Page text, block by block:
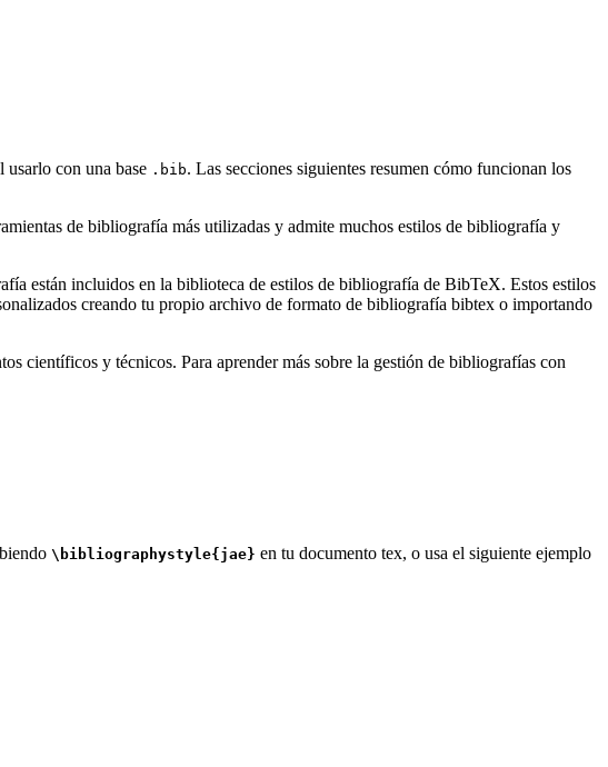
con una base .bib. Las secciones siguientes resumen cómo funcionan los
de bibliografía más utilizadas y admite muchos estilos de bibliografía y
están incluidos en la biblioteca de estilos de bibliografía de BibTeX. Estos estilos
creando tu propio archivo de formato de bibliografía bibtex o importando
científicos y técnicos. Para aprender más sobre la gestión de bibliografías con
\bibliographystyle{jae} en tu documento tex, o usa el siguiente ejemplo